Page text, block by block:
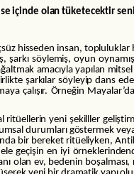
içinde olan tüketecektir
hisseden insan,
söylemiş, oyun
amacıyla yapılan
şarkılar söyleyip dans
Örneğin
yeni şekilller
durumları göstermek
bir bereket ritüeliyken,
geçişin en iyi
olan ev, bedenin